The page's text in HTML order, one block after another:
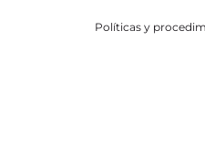
Políticas y